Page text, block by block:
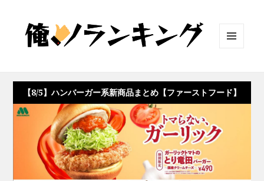
ット
【8/5】ハンバーガー系新商品まとめ【ファーストフード】